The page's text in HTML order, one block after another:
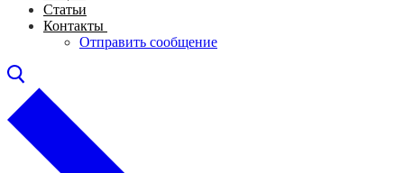
Статьи
Контакты
Отправить сообщение